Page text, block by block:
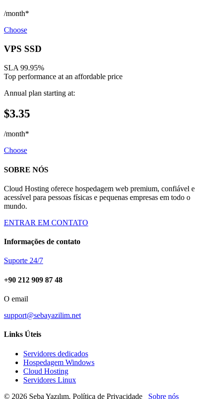
/month*
Choose
VPS SSD
SLA 99.95%
Top performance at an affordable price
Annual plan starting at:
$3.35
/month*
Choose
SOBRE NÓS
Cloud Hosting oferece hospedagem web premium, confiável e
acessível para pessoas físicas e pequenas empresas em todo o
mundo.
ENTRAR EM CONTATO
Informações de contato
Suporte 24/7
+90 212 909 87 48
O email
support@sebayazilim.net
Links Úteis
Servidores dedicados
Hospedagem Windows
Cloud Hosting
Servidores Linux
© 2026 Seba Yazılım. Política de Privacidade Sobre nós